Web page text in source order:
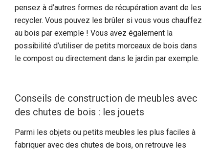
pensez à d’autres formes de récupération avant de les
recycler. Vous pouvez les brûler si vous vous chauffez
au bois par exemple ! Vous avez également la
possibilité d’utiliser de petits morceaux de bois dans
le compost ou directement dans le jardin par exemple.
Conseils de construction de meubles avec
des chutes de bois : les jouets
Parmi les objets ou petits meubles les plus faciles à
fabriquer avec des chutes de bois, on retrouve les